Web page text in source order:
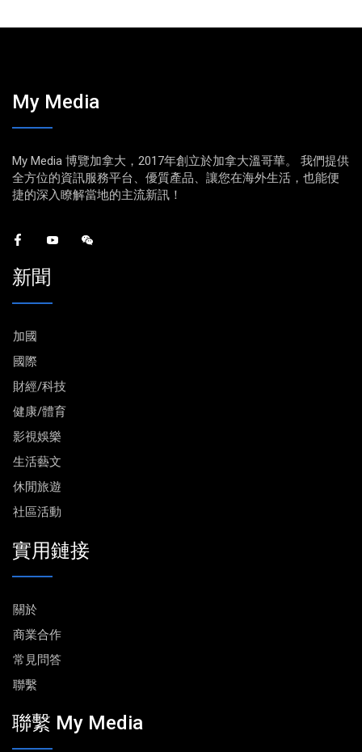
My Media
My Media 博覽加拿大，2017年創立於加拿大溫哥華。 我們提供
全方位的資訊服務平台、優質產品、讓您在海外生活，也能便
捷的深入瞭解當地的主流新訊！
新聞
加國
國際
財經/科技
健康/體育
影視娛樂
生活藝文
休閒旅遊
社區活動
實用鏈接
關於
商業合作
常見問答
聯繫
聯繫 My Media